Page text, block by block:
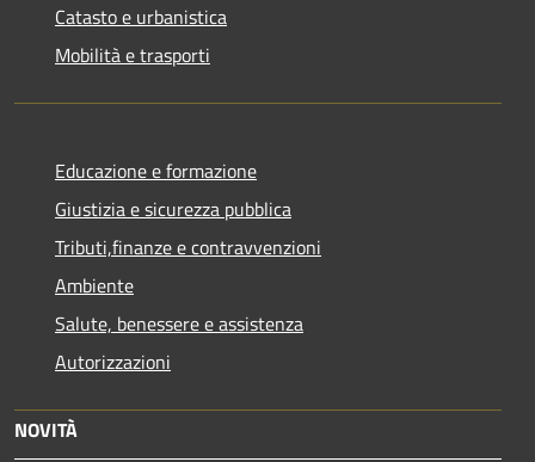
Catasto e urbanistica
Mobilità e trasporti
Educazione e formazione
Giustizia e sicurezza pubblica
Tributi,finanze e contravvenzioni
Ambiente
Salute, benessere e assistenza
Autorizzazioni
NOVITÀ